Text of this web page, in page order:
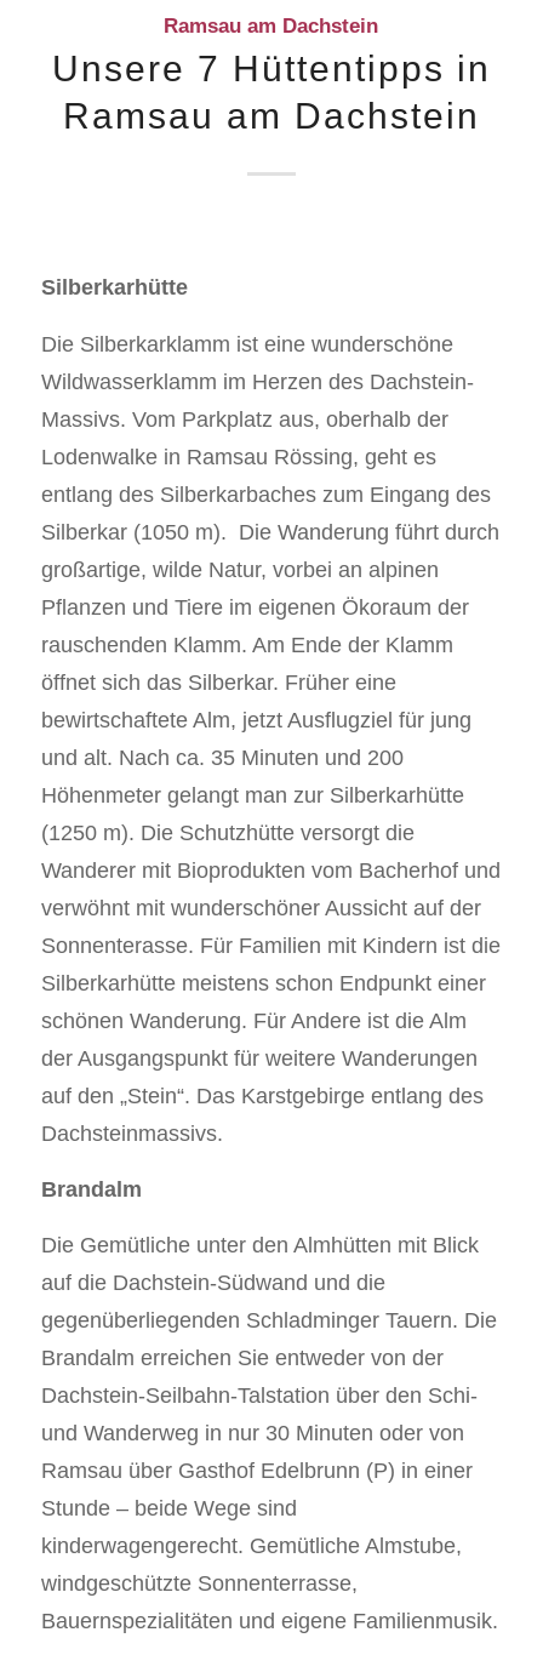
Ramsau am Dachstein
Unsere 7 Hüttentipps in
Ramsau am Dachstein
Silberkarhütte
Die Silberkarklamm ist eine wunderschöne
Wildwasserklamm im Herzen des Dachstein-
Massivs. Vom Parkplatz aus, oberhalb der
Lodenwalke in Ramsau Rössing, geht es
entlang des Silberkarbaches zum Eingang des
Silberkar (1050 m). Die Wanderung führt durch
großartige, wilde Natur, vorbei an alpinen
Pflanzen und Tiere im eigenen Ökoraum der
rauschenden Klamm. Am Ende der Klamm
öffnet sich das Silberkar. Früher eine
bewirtschaftete Alm, jetzt Ausflugziel für jung
und alt. Nach ca. 35 Minuten und 200
Höhenmeter gelangt man zur Silberkarhütte
(1250 m). Die Schutzhütte versorgt die
Wanderer mit Bioprodukten vom Bacherhof und
verwöhnt mit wunderschöner Aussicht auf der
Sonnenterasse. Für Familien mit Kindern ist die
Silberkarhütte meistens schon Endpunkt einer
schönen Wanderung. Für Andere ist die Alm
der Ausgangspunkt für weitere Wanderungen
auf den „Stein“. Das Karstgebirge entlang des
Dachsteinmassivs.
Brandalm
Die Gemütliche unter den Almhütten mit Blick
auf die Dachstein-Südwand und die
gegenüberliegenden Schladminger Tauern. Die
Brandalm erreichen Sie entweder von der
Dachstein-Seilbahn-Talstation über den Schi-
und Wanderweg in nur 30 Minuten oder von
Ramsau über Gasthof Edelbrunn (P) in einer
Stunde – beide Wege sind
kinderwagengerecht. Gemütliche Almstube,
windgeschützte Sonnenterrasse,
Bauernspezialitäten und eigene Familienmusik.